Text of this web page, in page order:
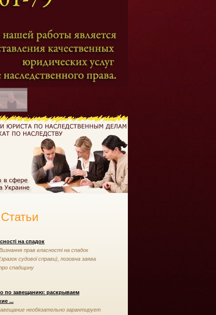
Статьи
на спадок
прав власності на спадок
судової справи), позовна заява
спадщину
по завещанию: раскрываем
...
необязательно гарантирует